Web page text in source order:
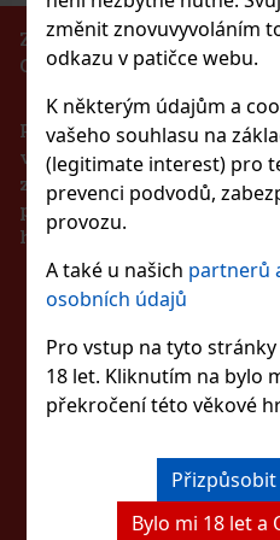
změnit znovuvyvoláním
odkazu v patičce webu.
K některým údajům a
vašeho souhlasu na
(legitimate interest) pro
prevenci podvodů,
provozu.
A také u našich partnerů
osobních údajů
Pro vstup na tyto
18 let. Kliknutím na bylo
překročení této věkové
Bylo mi 18 let a
Gummy Pineapple 65g
(> 5 ks)
DPH
Watermelon dražé dóza
(> 5 ks)
příchutí, které přinášejí
dech. Praktická dóza obsahuje 46
je ideální do auta, kanceláře,
DPH
ZÁKAZ PRODEJE
OSOBÁM MLADŠÍM 18 LET!!!
Podle zákona o evidenci
vystavit kupujícímu
zaevidovat přijatou tržbu u
případě technického
hodin.
VE